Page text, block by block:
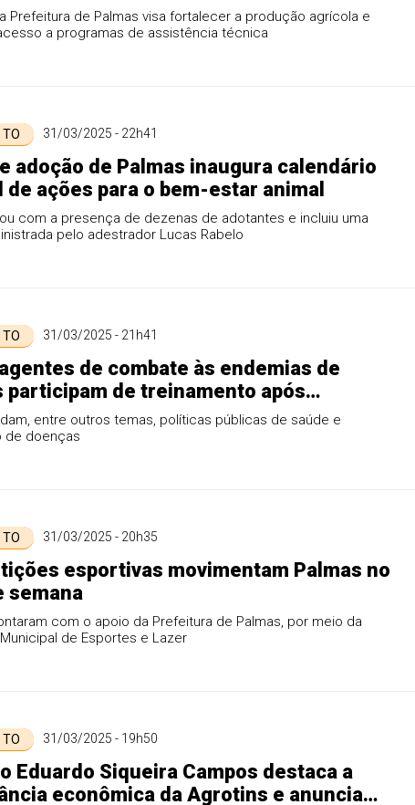
Prefeitura de Palmas visa fortalecer a produção agrícola e
a programas de assistência técnica
31/03/2025 - 22h41
adoção de Palmas inaugura calendário
de ações para o bem-estar animal
com a presença de dezenas de adotantes e incluiu uma
pelo adestrador Lucas Rabelo
31/03/2025 - 21h41
de combate às endemias de
participam de treinamento após
em concurso público
entre outros temas, políticas públicas de saúde e
de doenças
31/03/2025 - 20h35
esportivas movimentam Palmas no
semana
com o apoio da Prefeitura de Palmas, por meio da
de Esportes e Lazer
31/03/2025 - 19h50
Eduardo Siqueira Campos destaca a
econômica da Agrotins e anuncia